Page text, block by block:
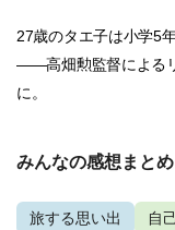
27歳のタエ子は小学5
――高畑勲監督による
に。
みんなの感想まとめ
旅する思い出 自